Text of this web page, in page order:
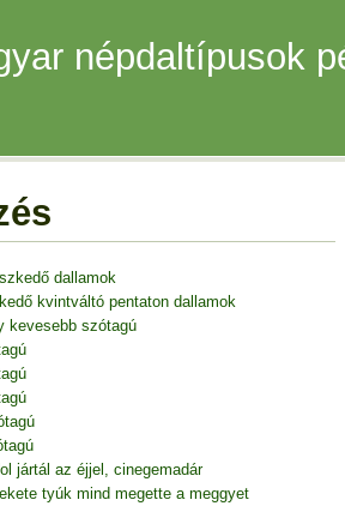
népdaltípusok
dallamok
kvintváltó pentaton dallamok
kevesebb szótagú
jártál az éjjel, cinegemadár
tyúk mind megette a meggyet